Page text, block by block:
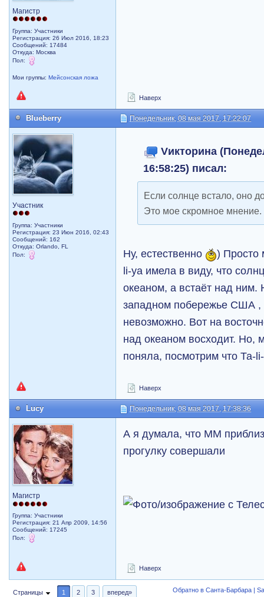
Магистр
Группа: Участники
Регистрация: 26 Июл 2016, 18:23
Сообщений: 17484
Откуда: Москва
Пол:
Мои группы:Мейсонская ложа
Наверх
Blueberry Понедельник, 08 мая 2017, 17:22:07
Участник
Группа: Участники
Регистрация: 23 Июн 2016, 02:43
Сообщений: 162
Откуда: Orlando, FL
Пол:
Vикторина
16:58:25) писал:
Если солнце встало, оно
Это мое скромное мнение.
Ну, естественно
) Просто
li-ya имела в виду, что
океаном, а встаёт над ним.
западном побережье США ,
невозможно. Вот на
над океаном восходит. Но,
поняла, посмотрим что Та-
Наверх
Lucy Понедельник, 08 мая 2017, 17:38:36
Магистр
Группа: Участники
Регистрация: 21 Апр 2009, 14:56
Сообщений: 17245
Пол:
А я думала, что ММ
прогулку совершали
Наверх
Страницы 1 2 3 вперед» Обратно в Санта-Барбара |